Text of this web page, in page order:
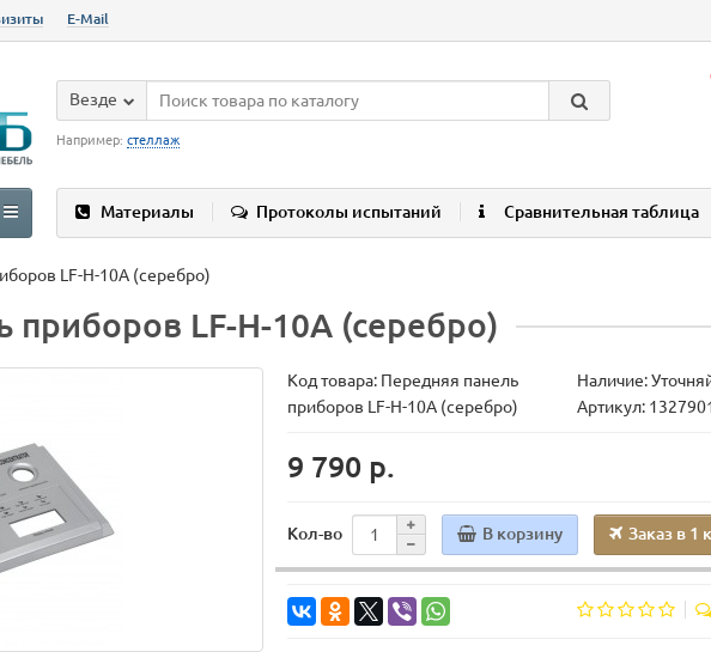
E-Mail
Везде
Например: стеллаж
Материалы Протоколы испытаний Сравнительная таблица
LF-H-10A (серебро)
приборов LF-H-10A (серебро)
Код товара: Передняя панель
приборов LF-H-10A (серебро)
Наличие:
Артикул:
9 790 р.
Кол-во В корзину Заказ в 1